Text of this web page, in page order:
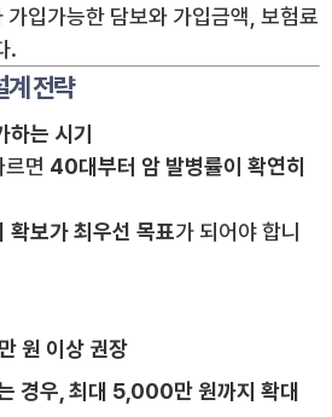
입가능한 담보와 가입금액, 보험료
.
계 전략
는 시기
면 40대부터 암 발병률이 확연히
확보가 최우선 목표가 되어야 합니
원 이상 권장
경우, 최대 5,000만 원까지 확대